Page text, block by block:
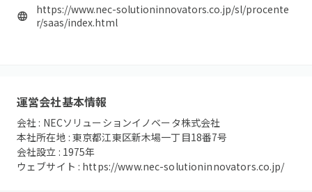
https://www.nec-solutioninnovators.co.jp/sl/procente
r/saas/index.html
運営会社基本情報
会社 : NECソリューションイノベータ株式会社
本社所在地 :東京都江東区新木場一丁目18番7号
会社設立 : 1975年
ウェブサイト : https://www.nec-solutioninnovators.co.jp/